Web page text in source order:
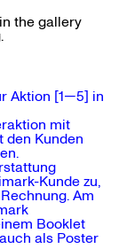
the gallery
Aktion [1—5] in
mit
den Kunden
Kunde zu,
Am
Booklet
als Poster